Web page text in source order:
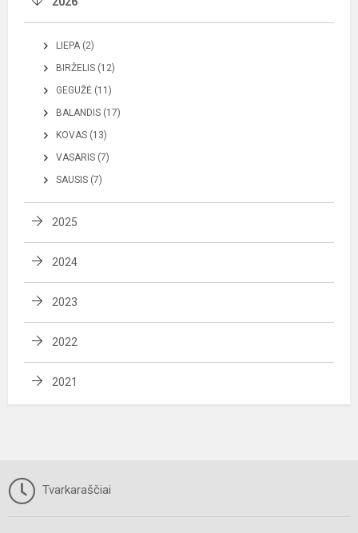
LIEPA (2)
BIRŽELIS (12)
GEGUŽĖ (11)
BALANDIS (17)
KOVAS (13)
VASARIS (7)
SAUSIS (7)
2025
2024
2023
2022
2021
Tvarkaraščiai